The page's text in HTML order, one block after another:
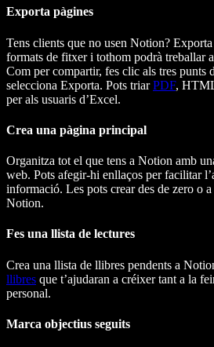
Exporta pàgines
Tens clients que no usen Notion?
formats de fitxer i tothom podrà treballar
Com per compartir, fes clic als tres punts
selecciona Exporta. Pots triarPDF,
per als usuaris d’Excel.
Crea una pàgina principal
Organitza tot el que tens a Notion amb
web. Pots afegir-hi enllaços per facilitar
informació. Les pots crear des de zero o
Notion.
Fes una llista de lectures
Crea una llista de llibres pendents a
llibres que t’ajudaran a créixer tant a la
personal.
Marca objectius seguits